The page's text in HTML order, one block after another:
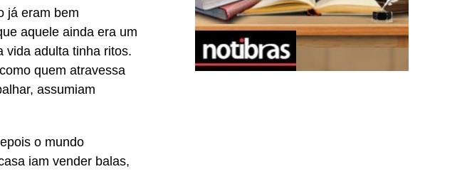
já eram bem
aquele ainda era um
vida adulta tinha ritos.
quem atravessa
assumiam
o mundo
iam vender balas,